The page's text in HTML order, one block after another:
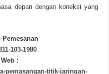
depan dengan koneksi yang
Pemesanan
103-1980
:
pemasangan-titik-jaringan-